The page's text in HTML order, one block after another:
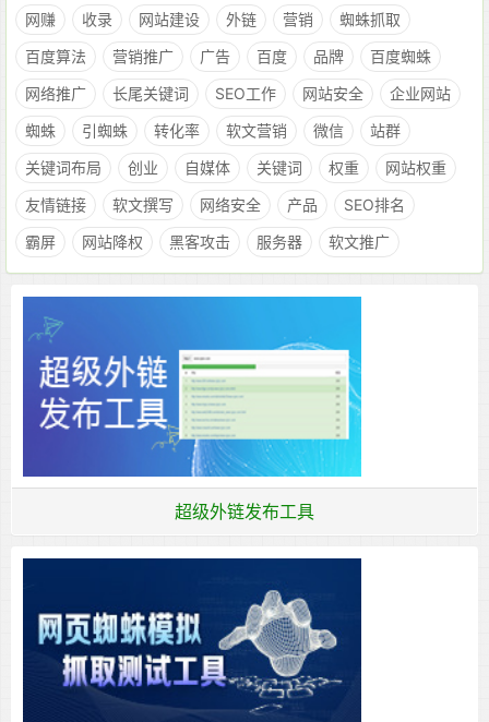
网赚
收录 网站建设 外链 营销
蜘蛛抓取
百度算法
营销推广 广告 百度 品牌
百度蜘蛛
网络推广
长尾关键词 SEO工作 网站安全
企业网站
蜘蛛
引蜘蛛 转化率 软文营销 微信
站群
关键词布局
创业 自媒体 关键词 权重
网站权重
友情链接
软文撰写 网络安全 产品
SEO排名
霸屏
网站降权 黑客攻击 服务器 软文推广
超级外链发布工具